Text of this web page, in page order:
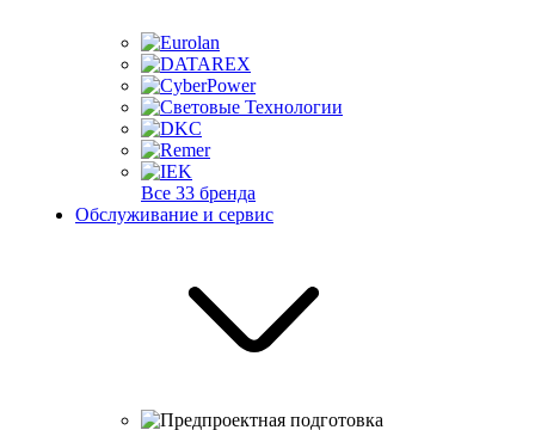
Все 33 бренда
Обслуживание и сервис